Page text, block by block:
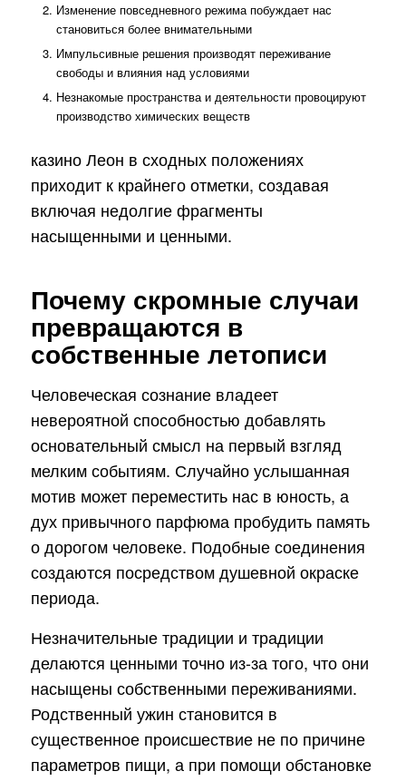
Изменение повседневного режима побуждает нас
становиться более внимательными
Импульсивные решения производят переживание
свободы и влияния над условиями
Незнакомые пространства и деятельности провоцируют
производство химических веществ
казино Леон в сходных положениях
приходит к крайнего отметки, создавая
включая недолгие фрагменты
насыщенными и ценными.
Почему скромные случаи
превращаются в
собственные летописи
Человеческая сознание владеет
невероятной способностью добавлять
основательный смысл на первый взгляд
мелким событиям. Случайно услышанная
мотив может переместить нас в юность, а
дух привычного парфюма пробудить память
о дорогом человеке. Подобные соединения
создаются посредством душевной окраске
периода.
Незначительные традиции и традиции
делаются ценными точно из-за того, что они
насыщены собственными переживаниями.
Родственный ужин становится в
существенное происшествие не по причине
параметров пищи, а при помощи обстановке